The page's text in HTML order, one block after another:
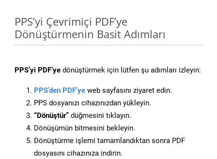
PPS’yi Çevrimiçi PDF’ye
Dönüştürmenin Basit Adımları
PPS’yi PDF’ye dönüştürmek için lütfen şu adımları izleyin:
PPS’den PDF’ye web sayfasını ziyaret edin.
PPS dosyanızı cihazınızdan yükleyin.
“Dönüştür” düğmesini tıklayın.
Dönüşümün bitmesini bekleyin.
Dönüştürme işlemi tamamlandıktan sonra PDF
dosyasını cihazınıza indirin.